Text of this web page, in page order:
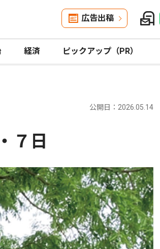
広告出稿
経済 ピックアップ（PR）
公開日：2026.05.14
７日